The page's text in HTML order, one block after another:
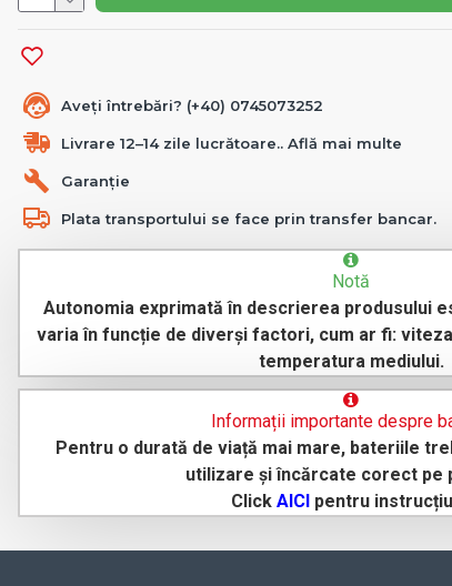
Aveți întrebări? (+40) 0745073252
Livrare 12–14 zile lucrătoare.. Află mai multe
Garanție
Plata transportului se face prin transfer bancar.
Notă
Autonomia exprimată în descrierea produsului
varia în funcție de diverși factori, cum ar fi:
temperatura mediului.
Informații importante despre
Pentru o durată de viață mai mare, bateriile
utilizare și încărcate corect pe
Click AICIpentru